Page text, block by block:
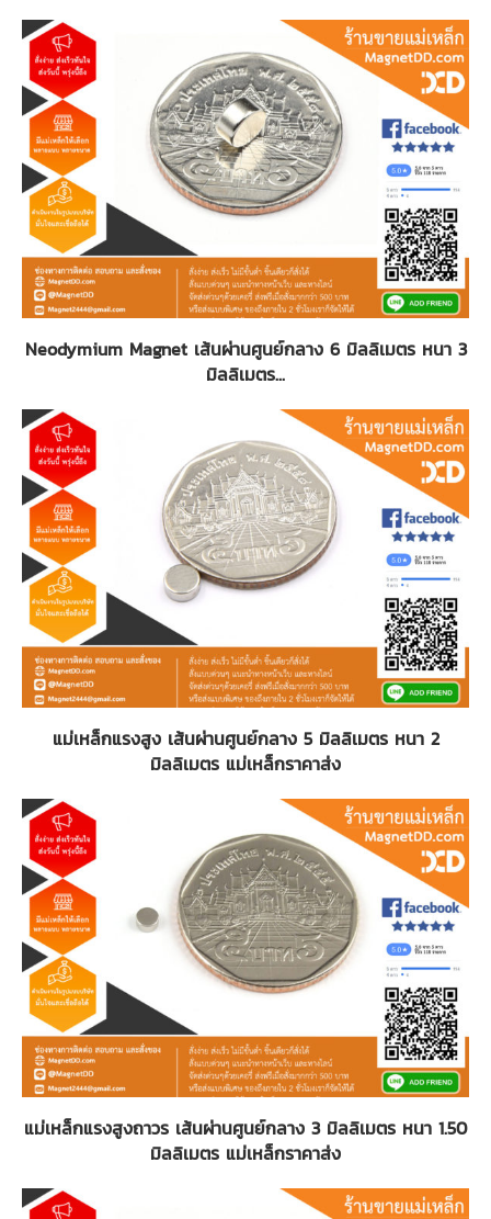
Neodymium Magnet เส้นผ่านศูนย์กลาง 6 มิลลิเมตร หนา 3
มิลลิเมตร...
แม่เหล็กแรงสูง เส้นผ่านศูนย์กลาง 5 มิลลิเมตร หนา 2
มิลลิเมตร แม่เหล็กราคาส่ง
แม่เหล็กแรงสูงถาวร เส้นผ่านศูนย์กลาง 3 มิลลิเมตร หนา 1.50
มิลลิเมตร แม่เหล็กราคาส่ง